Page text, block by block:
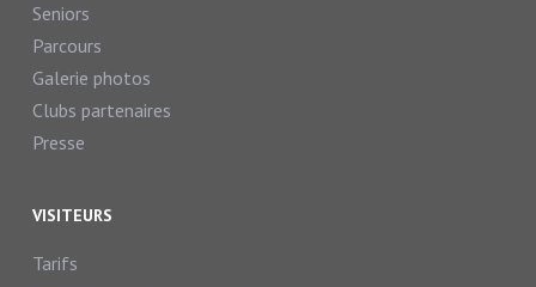
Seniors
Parcours
Galerie photos
Clubs partenaires
Presse
VISITEURS
Tarifs